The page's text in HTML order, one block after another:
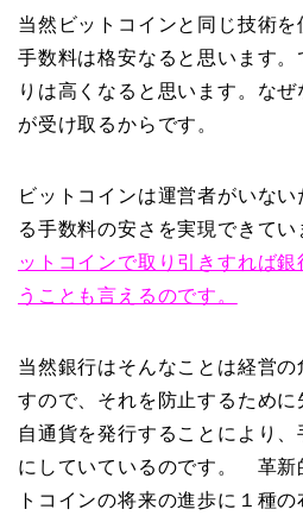
当然ビットコインと同じ技術
手数料は格安なると思います。
りは高くなると思います。な
が受け取るからです。
ビットコインは運営者がいな
る手数料の安さを実現できてい
ットコインで取り引きすれば
うことも言えるのです。
当然銀行はそんなことは経営の
すので、それを防止するため
自通貨を発行することにより
にしていているのです。 革新
トコインの将来の進歩に１種